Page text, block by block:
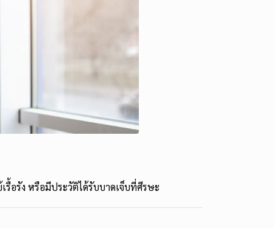
อรัง หรือมีประวัติได้รับบาดเจ็บที่ศีรษะ